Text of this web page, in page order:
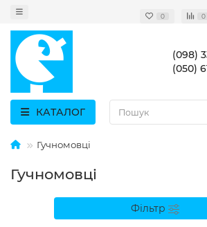
0 0
(098)
(050)
КАТАЛОГ
Гучномовці
Гучномовці
Фільтр